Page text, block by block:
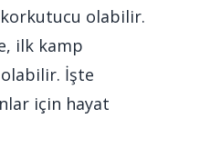
olabilir.
ilk kamp
İşte
için hayat